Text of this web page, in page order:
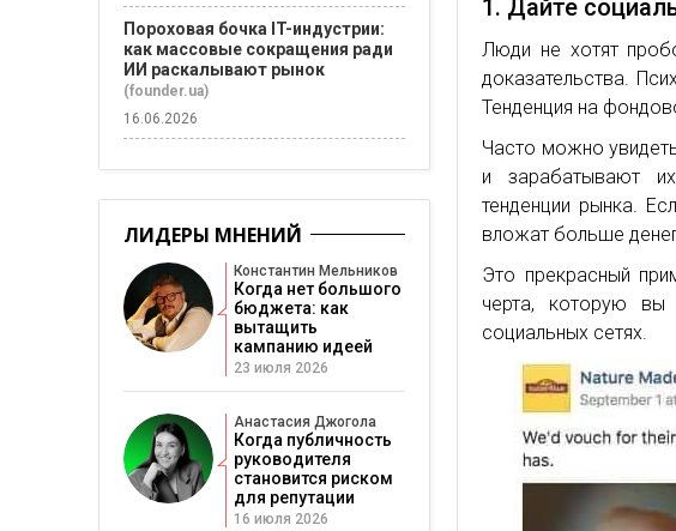
1. Дайте
Люди не хотят
доказательства.
Тенденция на
Часто можно
и зарабатывают
тенденции рынка.
вложат больше
Это прекрасный
черта, которую
социальных сетях.
Пороховая бочка IT-индустрии:
как массовые сокращения ради
ИИ раскалывают рынок
(founder.ua)
16.06.2026
ЛИДЕРЫ МНЕНИЙ
Константин Мельников
Когда нет большого
бюджета: как
вытащить
кампанию идеей
23 июля 2026
Анастасия Джогола
Когда публичность
руководителя
становится риском
для репутации
16 июля 2026